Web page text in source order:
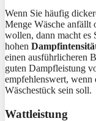
Wenn Sie häufig
Menge Wäsche anfällt
wollen, dann macht es
hohen
einen ausführlicheren
guten Dampfleistung
empfehlenswert,
Wäschestück sein soll.
Wattleistung